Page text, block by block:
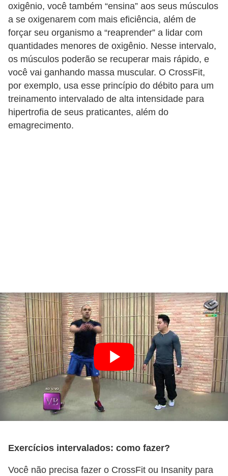
oxigênio, você também “ensina” aos seus músculos
a se oxigenarem com mais eficiência, além de
forçar seu organismo a “reaprender” a lidar com
quantidades menores de oxigênio. Nesse intervalo,
os músculos poderão se recuperar mais rápido, e
você vai ganhando massa muscular. O CrossFit,
por exemplo, usa esse princípio do débito para um
treinamento intervalado de alta intensidade para
hipertrofia de seus praticantes, além do
emagrecimento.
Exercícios intervalados: como fazer?
Você não precisa fazer o CrossFit ou Insanity para